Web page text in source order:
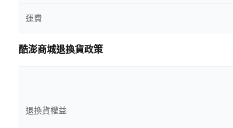
運費
酷澎商城退換貨政策
退換貨權益